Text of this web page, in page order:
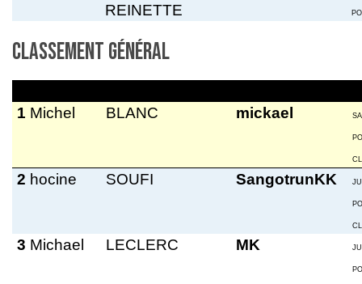
REINETTE
Classement général
1 Michel BLANC mickael
2 hocine SOUFI SangotrunKK
3 Michael LECLERC MK